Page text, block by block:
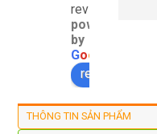
reviews
powered
by
Goo
review us on
lại
THÔNG TIN SẢN PHẨM